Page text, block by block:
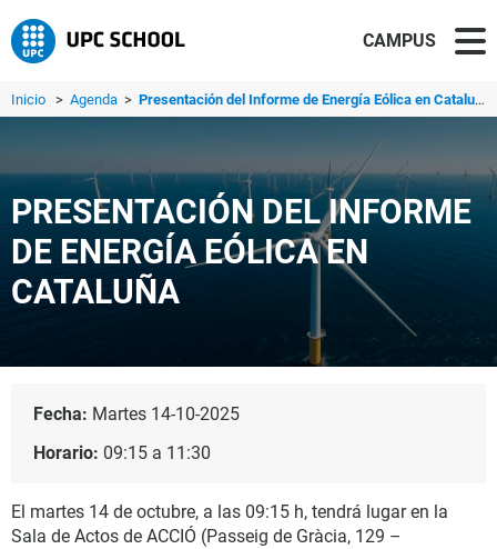
CAMPUS
Inicio > Agenda > Presentación del Informe de Energía Eólica en Cataluña
PRESENTACIÓN DEL INFORME
DE ENERGÍA EÓLICA EN
CATALUÑA
Fecha: Martes 14-10-2025
Horario: 09:15 a 11:30
El martes 14 de octubre, a las 09:15 h, tendrá lugar en la
Sala de Actos de ACCIÓ (Passeig de Gràcia, 129 –